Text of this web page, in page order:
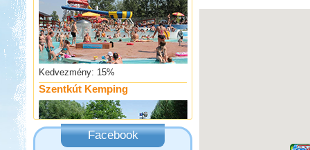
Kedvezmény: 15%
Szentkút Kemping
Facebook